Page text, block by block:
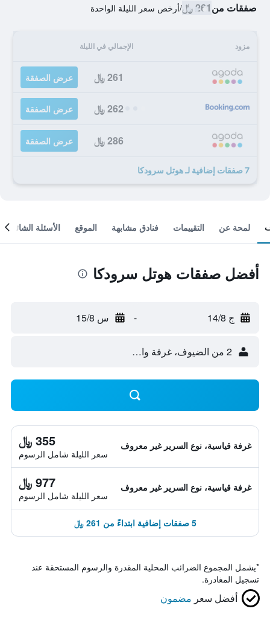
صفقات من261 ﷼ /أرخص سعر الليلة الواحدة
مزود الإجمالي في الليلة
261 ﷼ عرض الصفقة
262 ﷼ عرض الصفقة
286 ﷼ عرض الصفقة
7 صفقات إضافية لـ هوتل سرودكا
لمحة عن التقييمات فنادق مشابهة الموقع الأسئلة الشائعة
أفضل صفقات هوتل سرودكا
ج 14/8 - س 15/8
2 من الضيوف، غرفة واحدة
غرفة قياسية، نوع السرير غير معروف 355 ﷼
سعر الليلة شامل الرسوم
غرفة قياسية، نوع السرير غير معروف 977 ﷼
سعر الليلة شامل الرسوم
5 صفقات إضافية ابتداءً من 261 ﷼
*يشمل المجموع الضرائب المحلية المقدرة والرسوم المستحقة عند
تسجيل المغادرة.
أفضل سعر مضمون